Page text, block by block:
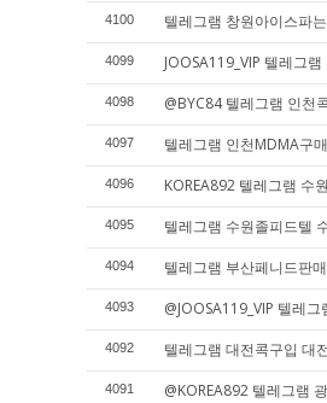
4100 텔레그램 창원아이스파
4099 JOOSA119_VIP 텔레그
4098 @BYC84 텔레그램 인천
4097 텔레그램 인천MDMA구
4096 KOREA892 텔레그램 수
4095 텔레그램 수원졸피드텔
4094 텔레그램 부산페니드판
4093 @JOOSA119_VIP 텔레
4092 텔레그램 대전콕구입 대
4091 @KOREA892 텔레그램